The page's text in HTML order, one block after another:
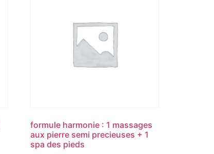
formule harmonie : 1 massages
aux pierre semi precieuses + 1
spa des pieds